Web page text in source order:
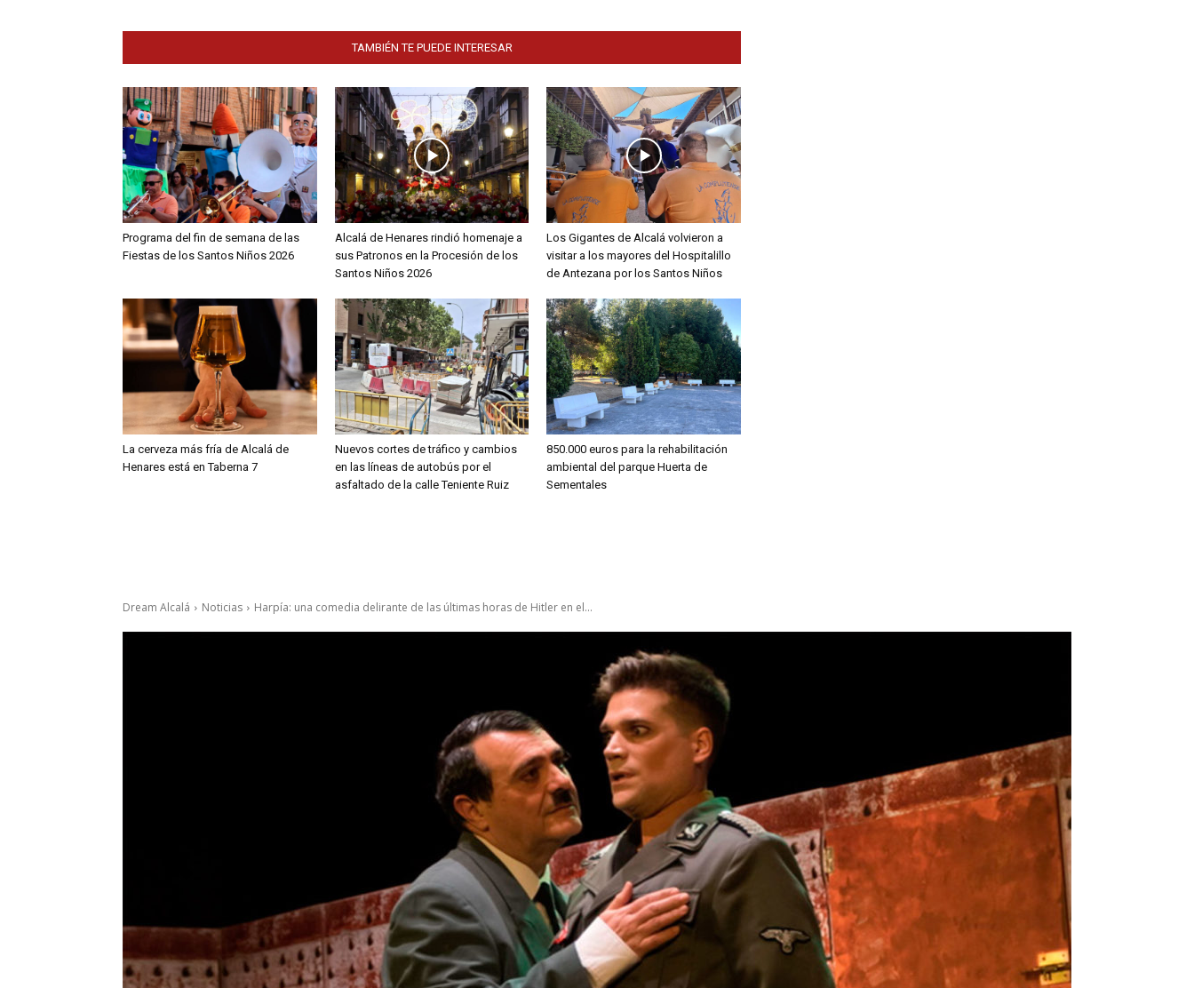
TAMBIÉN TE PUEDE INTERESAR
Programa del fin de semana de las
Fiestas de los Santos Niños 2026
Alcalá de Henares rindió homenaje a
sus Patronos en la Procesión de los
Santos Niños 2026
Los Gigantes de Alcalá volvieron a
visitar a los mayores del Hospitalillo
de Antezana por los Santos Niños
La cerveza más fría de Alcalá de
Henares está en Taberna 7
Nuevos cortes de tráfico y cambios
en las líneas de autobús por el
asfaltado de la calle Teniente Ruiz
850.000 euros para la rehabilitación
ambiental del parque Huerta de
Sementales